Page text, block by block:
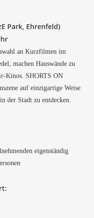
Park, Ehrenfeld)
an Kurz­fil­men im
machen Haus­wän­de zu
Kinos. SHORTS ON
auf ein­zig­ar­ti­ge Wei­se
der Stadt zu entdecken.
eigen­stän­dig